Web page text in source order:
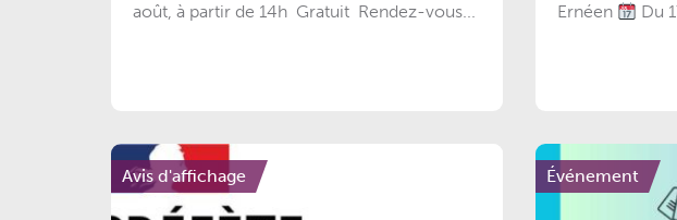
août, à partir de 14h Gratuit Rendez-vous...
Ernéen
Du
Avis d'affichage Événement